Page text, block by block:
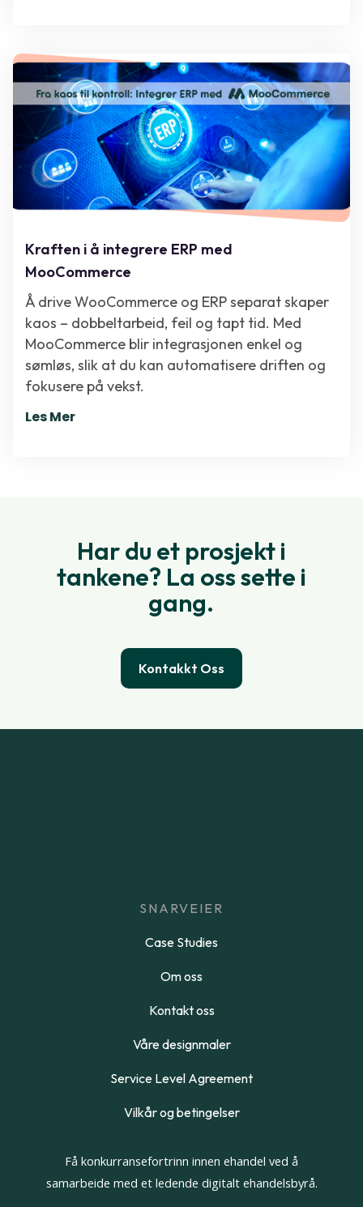
Kraften i å integrere ERP med
MooCommerce
Å drive WooCommerce og ERP separat skaper
kaos – dobbeltarbeid, feil og tapt tid. Med
MooCommerce blir integrasjonen enkel og
sømløs, slik at du kan automatisere driften og
fokusere på vekst.
Les Mer
Har du et prosjekt i
tankene? La oss sette i
gang.
Kontakkt Oss
SNARVEIER
Case Studies
Om oss
Kontakt oss
Våre designmaler
Service Level Agreement
Vilkår og betingelser
Få konkurransefortrinn innen ehandel ved å
samarbeide med et ledende digitalt ehandelsbyrå.